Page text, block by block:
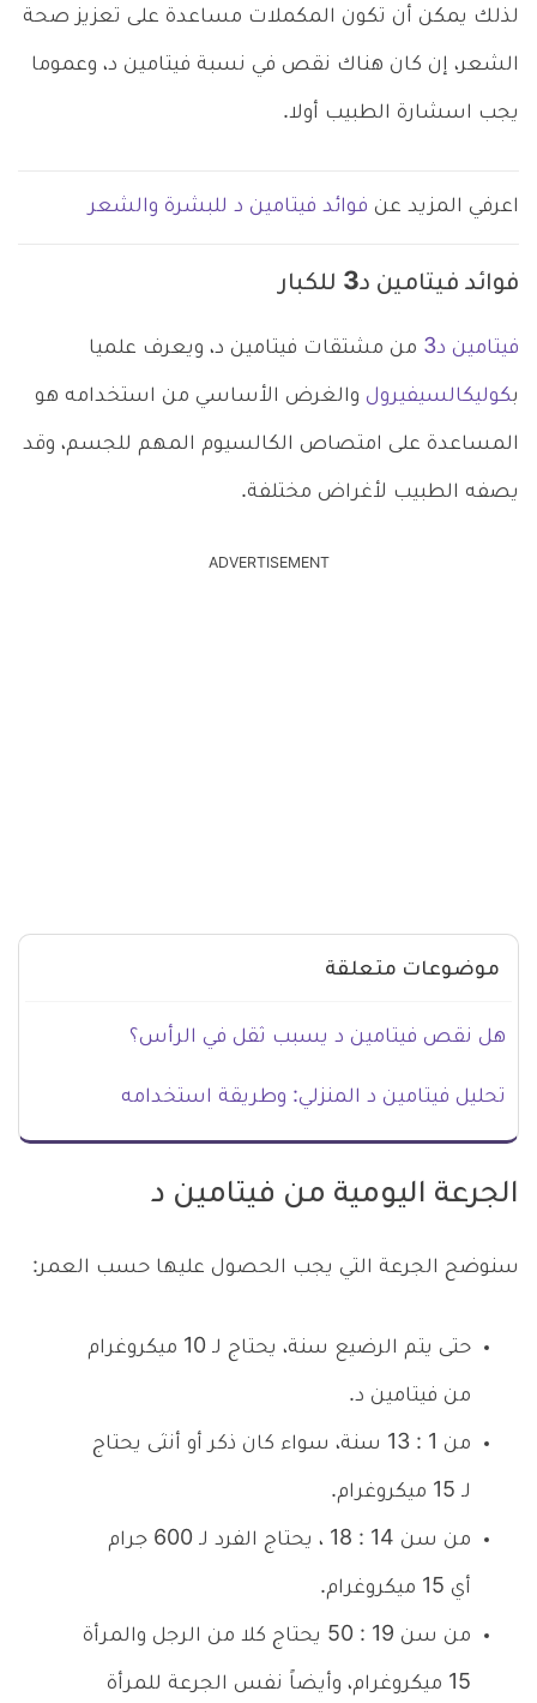
لذلك يمكن أن تكون المكملات مساعدة على تعزيز صحة
الشعر، إن كان هناك نقص في نسبة فيتامين د، وعموما
يجب اسشارة الطبيب أولا.
اعرفي المزيد عن فوائد فيتامين د للبشرة والشعر
فوائد فيتامين د3 للكبار
فيتامين د3 من مشتقات فيتامين د، ويعرف علميا
بكوليكالسيفيرول والغرض الأساسي من استخدامه هو
المساعدة على امتصاص الكالسيوم المهم للجسم، وقد
يصفه الطبيب لأغراض مختلفة.
ADVERTISEMENT
موضوعات متعلقة
هل نقص فيتامين د يسبب ثقل في الرأس؟
تحليل فيتامين د المنزلي: وطريقة استخدامه
الجرعة اليومية من فيتامين د
سنوضح الجرعة التي يجب الحصول عليها حسب العمر:
حتى يتم الرضيع سنة، يحتاج لـ 10 ميكروغرام
من فيتامين د.
من 1 : 13 سنة، سواء كان ذكر أو أنثى يحتاج
لـ 15 ميكروغرام.
من سن 14 : 18 ، يحتاج الفرد لـ 600 جرام
أي 15 ميكروغرام.
من سن 19 : 50 يحتاج كلا من الرجل والمرأة
15 ميكروغرام، وأيضاً نفس الجرعة للمرأة